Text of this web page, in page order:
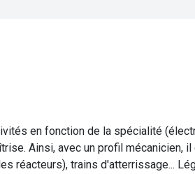
en fonction de la spécialité
Ainsi, avec un profil mécanicien,
réacteurs), trains d'atterrissage...